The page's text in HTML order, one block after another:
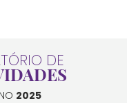
DE
2025